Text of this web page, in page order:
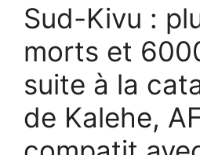
Sud-Kivu :
morts et
suite à la
de Kalehe,